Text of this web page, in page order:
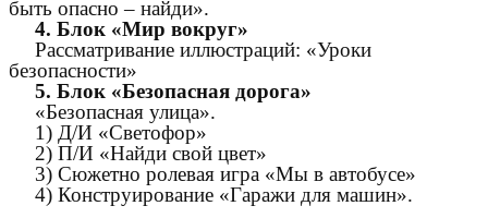
быть опасно – найди».
4. Блок «Мир вокруг»
Рассматривание иллюстраций: «Уроки
безопасности»
5. Блок «Безопасная дорога»
«Безопасная улица».
1) Д/И «Светофор»
2) П/И «Найди свой цвет»
3) Сюжетно ролевая игра «Мы в автобусе»
4) Конструирование «Гаражи для машин».